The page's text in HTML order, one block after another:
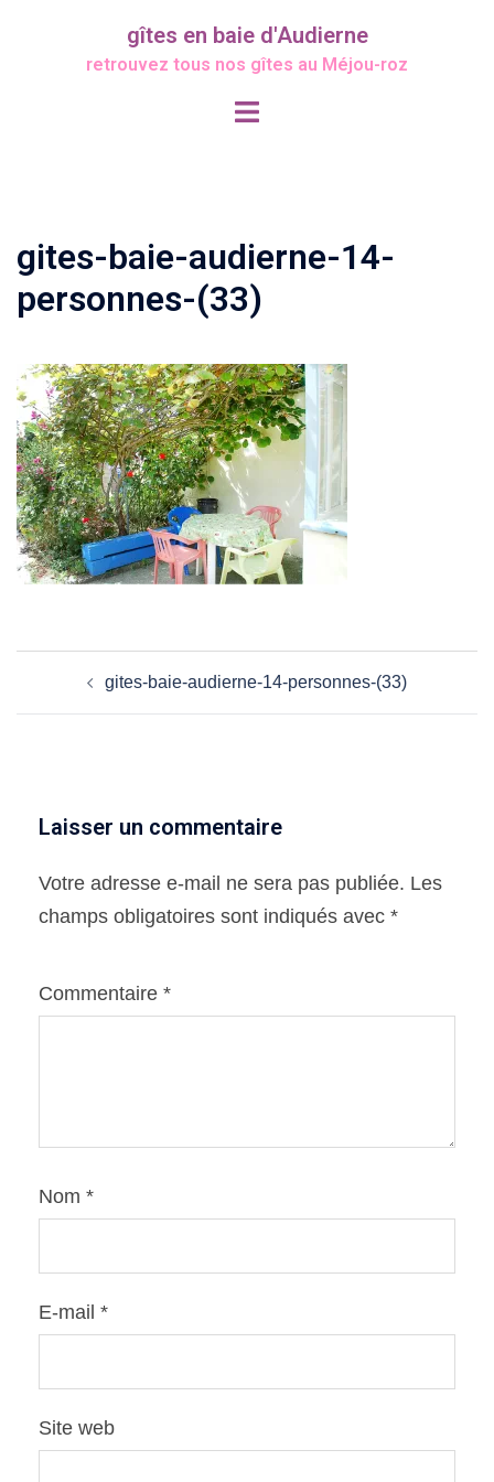
gîtes en baie d'Audierne
retrouvez tous nos gîtes au Méjou-roz
Ouvrir/fermer
gites-baie-audierne-14-
personnes-(33)
d’articlegites-baie-audierne-14-personnes-(33)
Laisser un commentaire
Votre adresse e-mail ne sera pas publiée. Les
champs obligatoires sont indiqués avec *
Commentaire *
Nom *
E-mail *
Site web